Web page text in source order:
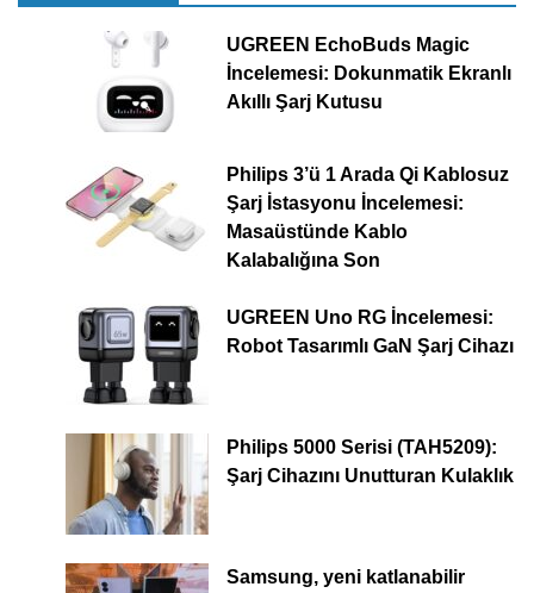
UGREEN EchoBuds Magic
İncelemesi: Dokunmatik Ekranlı
Akıllı Şarj Kutusu
Philips 3’ü 1 Arada Qi Kablosuz
Şarj İstasyonu İncelemesi:
Masaüstünde Kablo
Kalabalığına Son
UGREEN Uno RG İncelemesi:
Robot Tasarımlı GaN Şarj Cihazı
Philips 5000 Serisi (TAH5209):
Şarj Cihazını Unutturan Kulaklık
Samsung, yeni katlanabilir